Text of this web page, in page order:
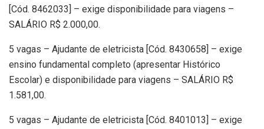
[Cód. 8462033] – exige disponibilidade para viagens –
SALÁRIO R$ 2.000,00.
5 vagas – Ajudante de eletricista [Cód. 8430658] – exige
ensino fundamental completo (apresentar Histórico
Escolar) e disponibilidade para viagens – SALÁRIO R$
1.581,00.
5 vagas – Ajudante de eletricista [Cód. 8401013] – exige